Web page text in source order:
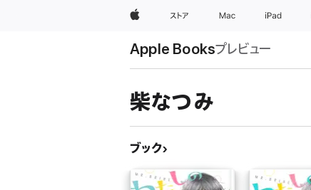
Appleストア Mac iPad
Apple Booksプレビュー
柴なつみ
ブック